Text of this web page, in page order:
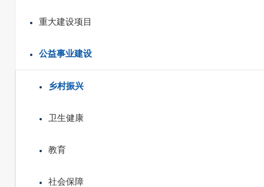
重大建设项目
公益事业建设
乡村振兴
卫生健康
教育
社会保障